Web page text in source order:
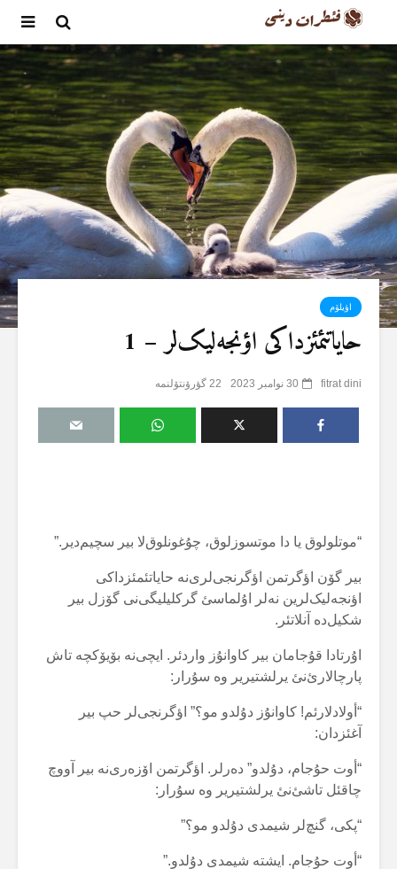
اؤیلۆم
حایاتئمئزداکی اؤنجەلیک‌لر – 1
fitrat dini 30 نوامبر 2023 22 گؤرۆنتۆلنمە
“موتلولوق یا دا موتسوزلوق، چۇغونلوق‌لا بیر سچیم‌دیر.”
بیر گۆن اؤگرتمن اؤگرنجی‌لری‌نە حایاتئمئزداکی
اؤنجەلیک‌لرین نەلر اۇلماسئ گرکلیلیگی‌نی گۆزل بیر
شکیل‌دە آنلاتئر.
اۇرتادا قۇجامان بیر کاوانۇز واردئر. ایچی‌نە بۆیۆکچە تاش
پارچالارئ‌نئ یرلشتیریر وە سۇرار:
“أولادلارئم! کاوانۇز دۇلدو مو؟” اؤگرنجی‌لر حپ بیر
آغئزدان:
“أوت حۇجام، دۇلدو” دەرلر. اؤگرتمن اۆزەری‌نە بیر آووچ
چاقئل تاشئ‌نئ یرلشتیریر وە سۇرار:
“پکی، گنچ‌لر شیمدی دۇلدو مو؟”
“أوت حۇجام. ایشتە شیمدی دۇلدو.”